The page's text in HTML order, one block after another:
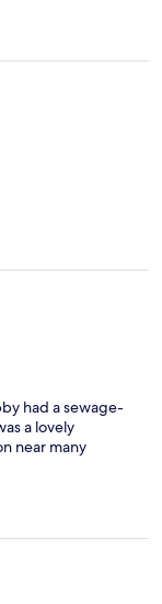
had a sewage-
a lovely
near many